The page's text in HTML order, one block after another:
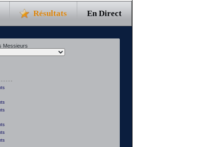
Résultats En Direct
Messieurs